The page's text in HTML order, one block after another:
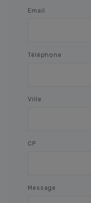
Email
Téléphone
Ville
CP
Message